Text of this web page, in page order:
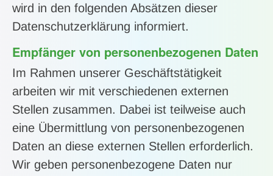
wird in den folgenden Absätzen dieser
Datenschutzerklärung informiert.
Empfänger von personenbezogenen Daten
Im Rahmen unserer Geschäftstätigkeit
arbeiten wir mit verschiedenen externen
Stellen zusammen. Dabei ist teilweise auch
eine Übermittlung von personenbezogenen
Daten an diese externen Stellen erforderlich.
Wir geben personenbezogene Daten nur